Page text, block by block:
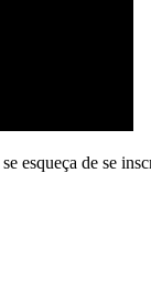
esqueça de se